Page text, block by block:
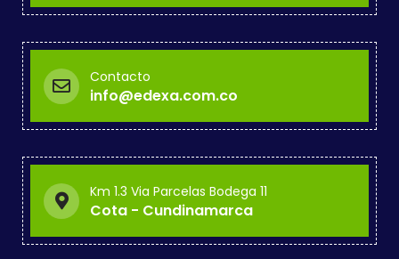
Contacto
info@edexa.com.co
Km 1.3 Via Parcelas Bodega 11
Cota - Cundinamarca